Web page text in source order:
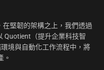
在堅韌的架構之上，我們透過
Quotient（提升企業科技智
境與自動化工作流程中，將
。